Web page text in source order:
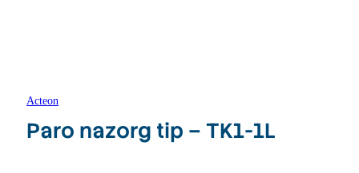
Acteon
Paro nazorg tip – TK1-1L